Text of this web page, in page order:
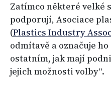
Zatímco některé velké
podporují, Asociace
(Plastics Industry
odmítavě a označuje
ostatním, jak mají
jejich možnosti volby“.